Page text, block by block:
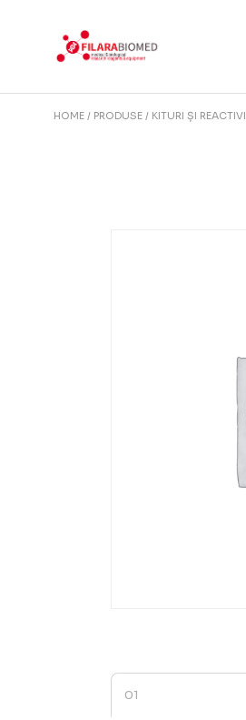
HOME PRODUSE KITURI ȘI REACTIVI